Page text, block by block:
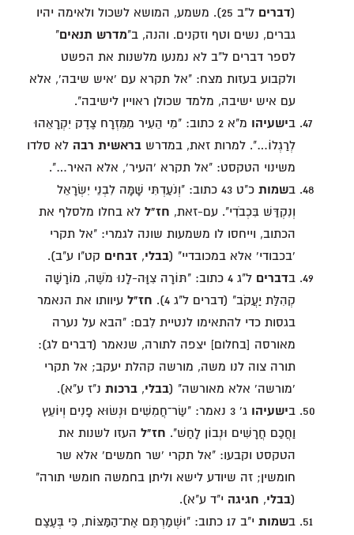
(דברים
ל"ב 25). משמע, המושא לשכול ולאימה יהיו
גברים, נשים וטף וזקנים. והנה, ב"מדרש תנאים"
לספר דברים ל"ב לא נמנעו מלשנות את הפשט
ולקבוע בעזות מצח: "אל תקרא עם 'איש שיבה', אלא
עם איש ישיבה, מלמד שכולן ראויין לישיבה".
בישעיהו
מ"א 2 כתוב: "מִי הֵעִיר מִמִּזְרָח צֶדֶק יִקְרָאֵהוּ
לְרַגְלוֹ…". למרות זאת, במדרש בראשית רבה לא סלדו
משינוי הטקסט: "אל תקרא 'העיר', אלא האיר…".
בשמות
כ"ט 43 כתוב: "וְנֹעַדְתִּי שָׁמָּה לִבְנֵי יִשְׂרָאֵל
וְנִקְדַּשׁ בִּכְבֹדִי". עם-זאת, חז"ל לא בחלו מלסלף את
הכתוב, וייחסו לו משמעות שונה לגמרי: "אל תקרי
'בכבודי' אלא במכובדיי" (בבלי, זבחים קט"ו ע"ב).
בדברים
ל"ג 4 כתוב: "תּוֹרָה צִוָּה-לָנוּ מֹשֶׁה, מוֹרָשָׁה
קְהִלַּת יַעֲקֹב" (דברים ל"ג 4).
חז"ל עיוותו את הנאמר
בגסות כדי להתאימו לנטיית לִבם: "הבא על נערה
מאורסה [בחלום] יצפה לתורה, שנאמר (דברים לג):
תורה צוה לנו משה, מורשה קהלת יעקב; אל תקרי
'מורשה' אלא מאורשה" (בבלי, ברכות נ"ז ע"א).
בישעיהו
ג' 3 נאמר: "שַׂר־חֲמִשִּׁים וּנְשׂוּא פָנִים וְיוֹעֵץ
וַחֲכַם חֲרָשִׁים וּנְבוֹן לָחַשׁ". חז"ל העזו לשנות את
הטקסט וקבעו: "אל תקרי 'שר חמשים' אלא שר
חומשין; זה שיודע לישא וליתן בחמשה חומשי תורה"
(בבלי, חגיגה י"ד ע"א).
בשמות
י"ב 17 כתוב: "וּשְׁמַרְתֶּם אֶת־הַמַּצּוֹת, כִּי בְּעֶצֶם